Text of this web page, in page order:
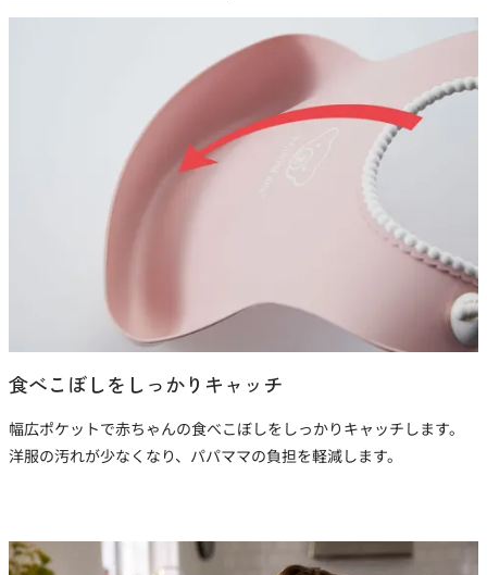
食べこぼしをしっかりキャッチ
幅広ポケットで赤ちゃんの食べこぼしをしっかりキャッチします。
洋服の汚れが少なくなり、パパママの負担を軽減します。